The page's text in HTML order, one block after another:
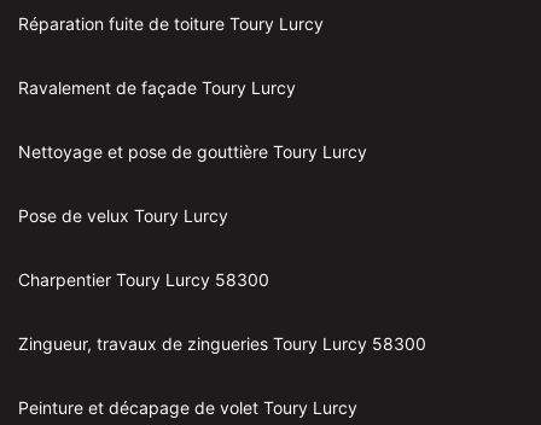
Réparation fuite de toiture Toury Lurcy
Ravalement de façade Toury Lurcy
Nettoyage et pose de gouttière Toury Lurcy
Pose de velux Toury Lurcy
Charpentier Toury Lurcy 58300
Zingueur, travaux de zingueries Toury Lurcy 58300
Peinture et décapage de volet Toury Lurcy